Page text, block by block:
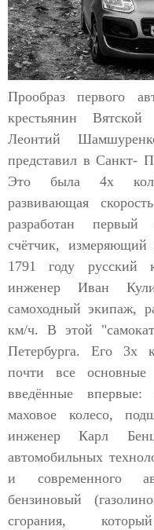
Прообраз первого
крестьянин
Леонтий
представил в Санкт-
Это была 4х
развивающая
разработан первый
счётчик,
1791 году русский
инженер Иван
самоходный экипаж,
км/ч. В этой
Петербурга. Его 3х
почти все основные
введённые впервые:
маховое колесо,
инженер Карл
автомобильных
и современного
бензиновый
сгорания,